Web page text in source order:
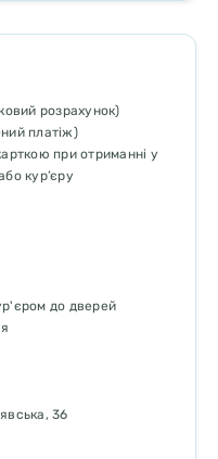
розрахунок)
платіж)
при отриманні у
кур’єру
до дверей
36